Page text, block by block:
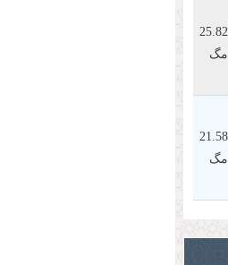
25.82
مگ
21.58
مگ